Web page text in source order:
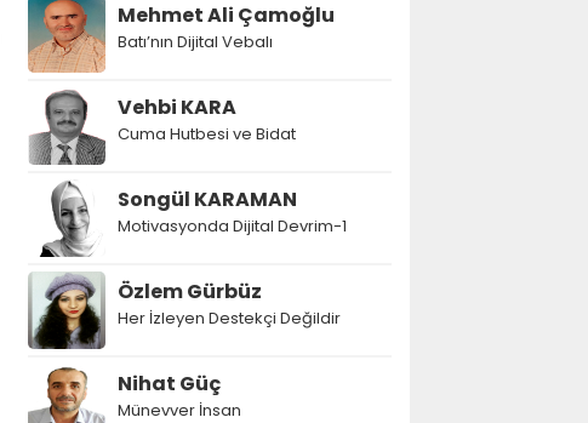
Mehmet Ali Çamoğlu
Batı’nın Dijital Vebalı
Vehbi KARA
Cuma Hutbesi ve Bidat
Songül KARAMAN
Motivasyonda Dijital Devrim-1
Özlem Gürbüz
Her İzleyen Destekçi Değildir
Nihat Güç
Münevver İnsan